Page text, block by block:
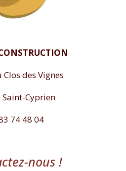
Clos des Vignes
Saint-Cyprien
74 48 04
nous !